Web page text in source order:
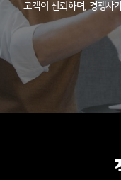
고객이 신뢰하며, 경쟁사